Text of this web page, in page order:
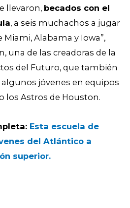
llevaron, becados con el
, a seis muchachos a jugar
Alabama y Iowa”,
una de las creadoras de la
del Futuro, que también
algunos jóvenes en equipos
los Astros de Houston.
Esta escuela de
del Atlántico a
superior.